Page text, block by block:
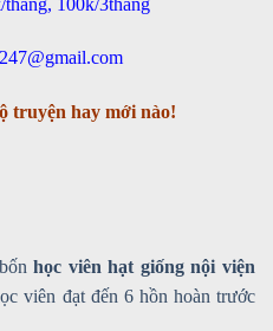
truyện hay mới nào!
học viên hạt giống nội viện
viên đạt đến 6 hồn hoàn trước